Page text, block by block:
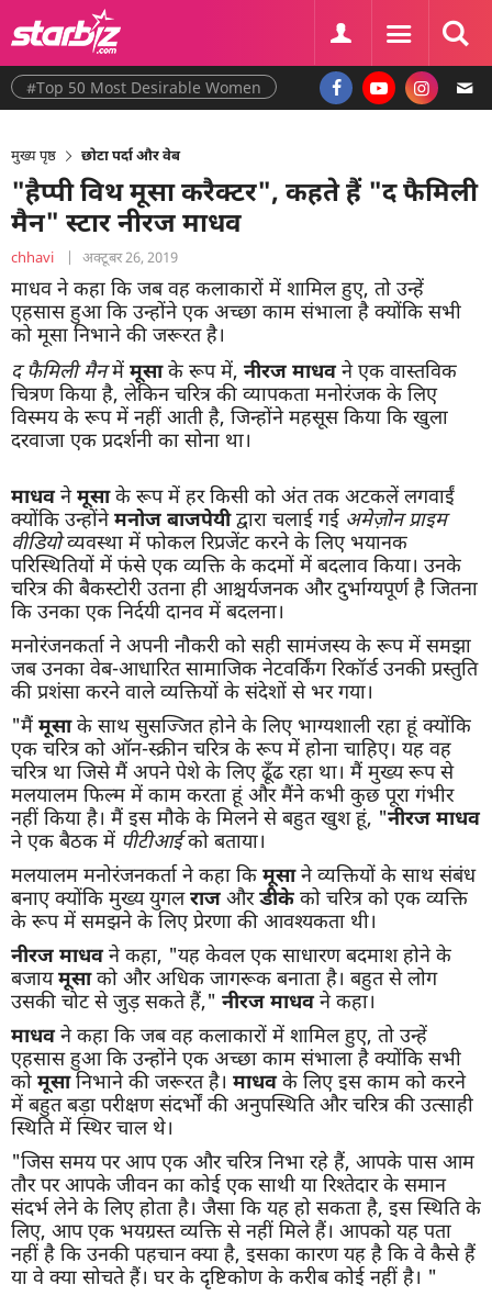
#Top 50 Most Desirable Women
मुख्य पृष्ठ छोटा पर्दा और वेब
"हैप्पी विथ मूसा करैक्टर", कहते हैं "द फैमिली
मैन" स्टार नीरज माधव
chhavi | अक्टूबर 26, 2019
माधव ने कहा कि जब वह कलाकारों में शामिल हुए, तो उन्हें
एहसास हुआ कि उन्होंने एक अच्छा काम संभाला है क्योंकि सभी
को मूसा निभाने की जरूरत है।
द फैमिली मैनमें मूसाके रूप में, नीरज माधवने एक वास्तविक
चित्रण किया है, लेकिन चरित्र की व्यापकता मनोरंजक के लिए
विस्मय के रूप में नहीं आती है, जिन्होंने महसूस किया कि खुला
दरवाजा एक प्रदर्शनी का सोना था।
माधवनेमूसाके रूप में हर किसी को अंत तक अटकलें लगवाईं
क्योंकि उन्होंनेमनोज बाजपेयीद्वारा चलाई गई अमेज़ोन प्राइम
वीडियोव्यवस्था में फोकल रिप्रजेंट करने के लिए भयानक
परिस्थितियों में फंसे एक व्यक्ति के कदमों में बदलाव किया। उनके
चरित्र की बैकस्टोरी उतना ही आश्चर्यजनक और दुर्भाग्यपूर्ण है जितना
कि उनका एक निर्दयी दानव में बदलना।
मनोरंजनकर्ता ने अपनी नौकरी को सही सामंजस्य के रूप में समझा
जब उनका वेब-आधारित सामाजिक नेटवर्किंग रिकॉर्ड उनकी प्रस्तुति
की प्रशंसा करने वाले व्यक्तियों के संदेशों से भर गया।
"मैं मूसाके साथ सुसज्जित होने के लिए भाग्यशाली रहा हूं क्योंकि
एक चरित्र को ऑन-स्क्रीन चरित्र के रूप में होना चाहिए। यह वह
चरित्र था जिसे मैं अपने पेशे के लिए ढूँढ रहा था। मैं मुख्य रूप से
मलयालम फिल्म में काम करता हूं और मैंने कभी कुछ पूरा गंभीर
नहीं किया है। मैं इस मौके के मिलने से बहुत खुश हूं, "नीरज माधव
ने एक बैठक में पीटीआईको बताया।
मलयालम मनोरंजनकर्ता ने कहा कि मूसाने व्यक्तियों के साथ संबंध
बनाए क्योंकि मुख्य युगलराज औरडीके को चरित्र को एक व्यक्ति
के रूप में समझने के लिए प्रेरणा की आवश्यकता थी।
नीरज माधवने कहा, "यह केवल एक साधारण बदमाश होने के
बजायमूसाको और अधिक जागरूक बनाता है। बहुत से लोग
उसकी चोट से जुड़ सकते हैं," नीरज माधवने कहा।
माधवने कहा कि जब वह कलाकारों में शामिल हुए, तो उन्हें
एहसास हुआ कि उन्होंने एक अच्छा काम संभाला है क्योंकि सभी
को मूसानिभाने की जरूरत है। माधवके लिए इस काम को करने
में बहुत बड़ा परीक्षण संदर्भों की अनुपस्थिति और चरित्र की उत्साही
स्थिति में स्थिर चाल थे।
"जिस समय पर आप एक और चरित्र निभा रहे हैं, आपके पास आम
तौर पर आपके जीवन का कोई एक साथी या रिश्तेदार के समान
संदर्भ लेने के लिए होता है। जैसा कि यह हो सकता है, इस स्थिति के
लिए, आप एक भयग्रस्त व्यक्ति से नहीं मिले हैं। आपको यह पता
नहीं है कि उनकी पहचान क्या है, इसका कारण यह है कि वे कैसे हैं
या वे क्या सोचते हैं। घर के दृष्टिकोण के करीब कोई नहीं है। "